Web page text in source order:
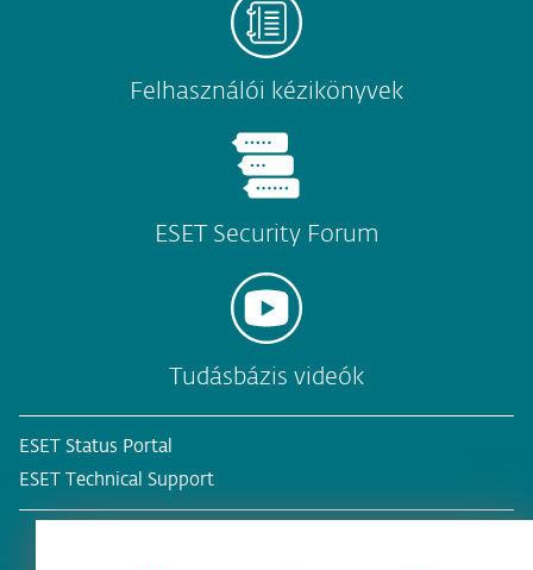
Felhasználói kézikönyvek
ESET Security Forum
Tudásbázis videók
ESET Status Portal
ESET Technical Support